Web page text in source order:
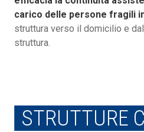
carico delle persone fragili
struttura verso il domicilio e
struttura.
STRUTTURE